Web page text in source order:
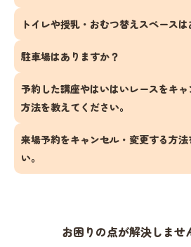
トイレや授乳・おむつ替えスペース
駐車場はありますか？
予約した講座やはいはいレースをキャ
方法を教えてください。
来場予約をキャンセル・変更する方法
い。
お困りの点が解決しませ